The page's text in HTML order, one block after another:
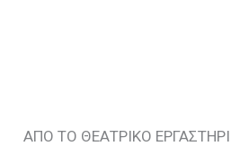
ΑΠΟ ΤΟ ΘΕΑΤΡΙΚΟ